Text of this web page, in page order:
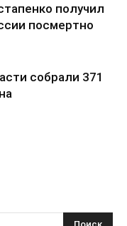
получил
посмертно
собрали 371